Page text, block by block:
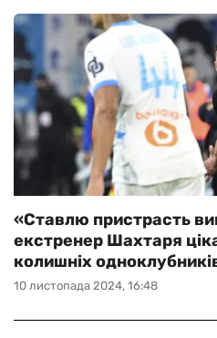
10 листопада 2024, 16:48
«Ставлю пристрасть
екстренер Шахтаря
колишніх